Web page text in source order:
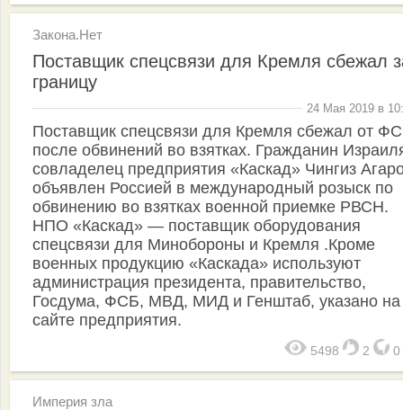
Закона.Нет
Поставщик спецсвязи для Кремля сбежал
границу
24 Мая 2019 в
Поставщик спецсвязи для Кремля сбежал от
после обвинений во взятках. Гражданин
совладелец предприятия «Каскад» Чингиз
объявлен Россией в международный розыск по
обвинению во взятках военной приемке РВСН.
НПО «Каскад» — поставщик оборудования
спецсвязи для Минобороны и Кремля .Кроме
военных продукцию «Каскада» используют
администрация президента, правительство,
Госдума, ФСБ, МВД, МИД и Генштаб, указано на
сайте предприятия.
5498 2 0
Империя зла